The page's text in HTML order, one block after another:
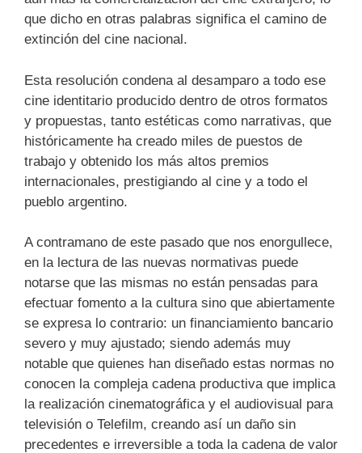
que dicho en otras palabras significa el camino de
extinción del cine nacional.
Esta resolución condena al desamparo a todo ese
cine identitario producido dentro de otros formatos
y propuestas, tanto estéticas como narrativas, que
históricamente ha creado miles de puestos de
trabajo y obtenido los más altos premios
internacionales, prestigiando al cine y a todo el
pueblo argentino.
A contramano de este pasado que nos enorgullece,
en la lectura de las nuevas normativas puede
notarse que las mismas no están pensadas para
efectuar fomento a la cultura sino que abiertamente
se expresa lo contrario: un financiamiento bancario
severo y muy ajustado; siendo además muy
notable que quienes han diseñado estas normas no
conocen la compleja cadena productiva que implica
la realización cinematográfica y el audiovisual para
televisión o Telefilm, creando así un daño sin
precedentes e irreversible a toda la cadena de valor